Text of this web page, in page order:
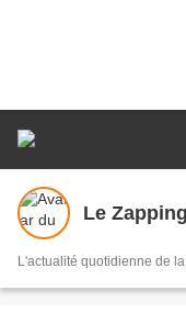
Le
L'actualité quotidienne de